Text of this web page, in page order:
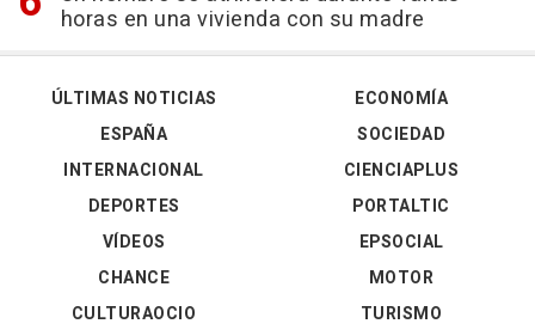
horas en una vivienda con su madre
ÚLTIMAS NOTICIAS
ESPAÑA
INTERNACIONAL
DEPORTES
VÍDEOS
ECONOMÍA
SOCIEDAD
CIENCIAPLUS
PORTALTIC
EPSOCIAL
CHANCE
CULTURAOCIO
MOTOR
TURISMO